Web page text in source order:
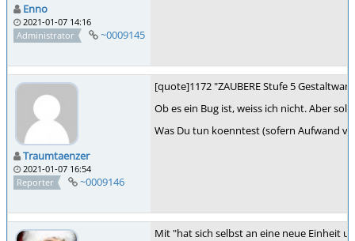
Enno
2021-01-07 14:16
Administrator
~0009145
Traumtaenzer
2021-01-07 16:54
Reporter
~0009146
[quote]1172 "ZAUBERE Stufe 5
Ob es ein Bug ist, weiss ich nicht. Aber
Was Du tun koenntest (sofern Aufwand
Mit "hat sich selbst an eine neue Einheit